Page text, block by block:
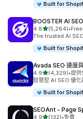
Built for
BOOSTER AI
4.8滿分 5 顆星
(5,264)
共有 5264 則評價
•
The trusted AI
Built for
Avada SEO 速度
4.9滿分 5 顆星
(4,329)
共有 4329 則評價
•提供
智慧型 AI SEO 優
Built for
SEOAnt ‑ Page
4.9滿分 5 顆星
(132)•免費